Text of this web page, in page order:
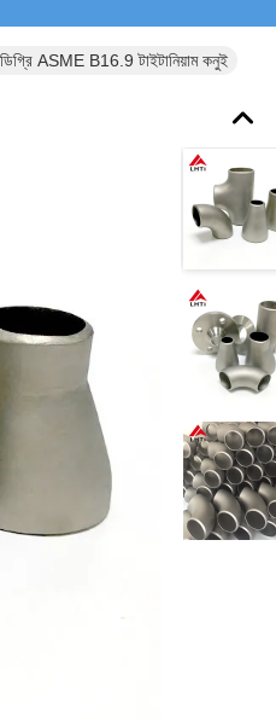
ASME B16.9 টাইটানিয়াম কনুই